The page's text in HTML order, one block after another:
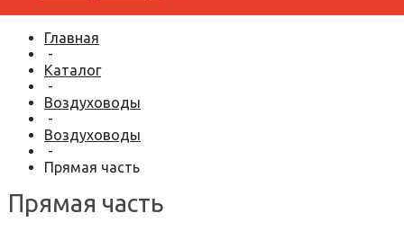
Главная
-
Каталог
-
Воздуховоды
-
Воздуховоды
-
Прямая часть
Прямая часть